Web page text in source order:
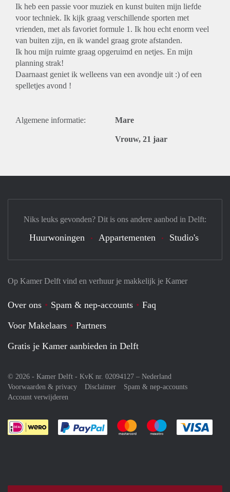
Ik heb een passie voor muziek en kunst buiten mijn liefde
voor techniek. Ik kijk graag verschillende sporten met
vrienden, met als favoriet formule 1. Ik hou echt enorm veel
van buiten zijn, en ik wandel graag grote afstanden.
Ik hou mijn ruimte graag opgeruimd en netjes. En mijn
planning strak!
Daarnaast geniet ik welleens van een avondje uit :) of een
spelletjes avond !
Algemene informatie: Mare
Vrouw, 21 jaar
Op Kamer Delft vind en verhuur je makkelijk je Kamer
Over ons Spam & nep-accounts
Faq
Voor Makelaars
Partners
Gratis je Kamer aanbieden in Delft
© 2026 - Kamer Delft - KvK nr. 02094127 – Nederland
Voorwaarden & privacy
Disclaimer
Spam & nep-accounts
Account verwijderen
Je rekent gemakkelijk af met Paypal
Je rekent gemakkelijk af met
Je rekent
Niks leuks gevonden? Dit is ons andere aanbod in Delft:
Huurwoningen Appartementen Studio's